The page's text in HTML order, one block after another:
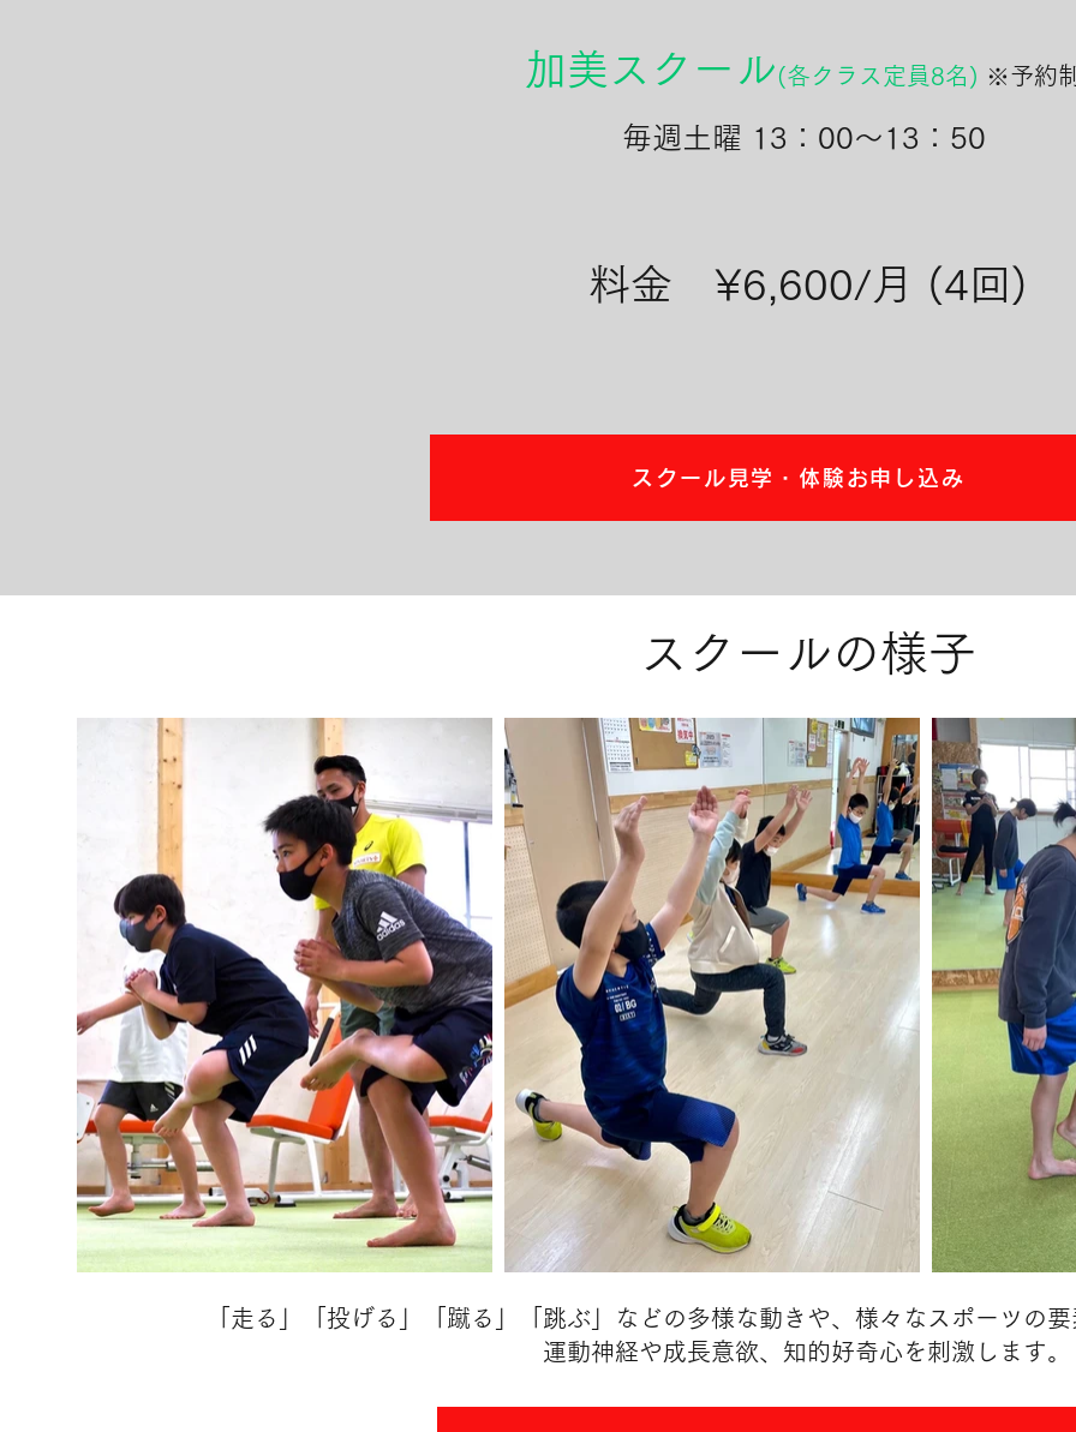
加美スクール(各クラス定員8名) ※予約
​毎週土曜 13：00～13：50
料金 ¥6,600/月 (4回)
スクール見学・体験お申し込み
スクールの様子
「走る」「投げる」「蹴る」「跳ぶ」などの多様な動きや、様々なスポーツの
運動神経や成長意欲、知的好奇心を刺激します。